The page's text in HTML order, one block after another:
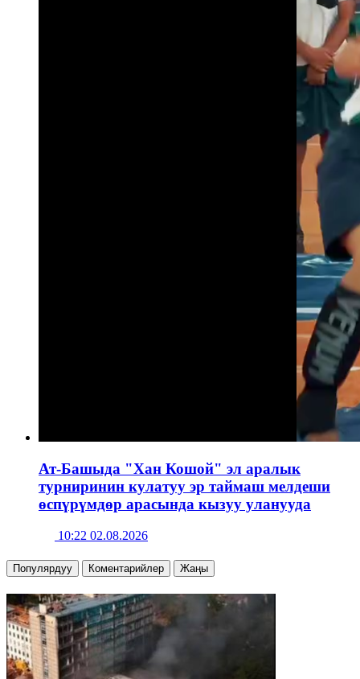
Ат-Башыда "Хан Кошой" эл аралык
турниринин кулатуу эр таймаш мелдеши
өспүрүмдөр арасында кызуу уланууда
10:22 02.08.2026
Популярдуу Коментарийлер Жаңы